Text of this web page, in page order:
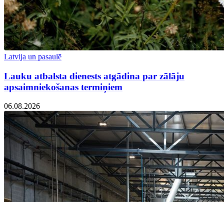
Latvija un pasaulē
Lauku atbalsta dienests atgādina par zālāju
apsaimniekošanas termiņiem
06.08.2026